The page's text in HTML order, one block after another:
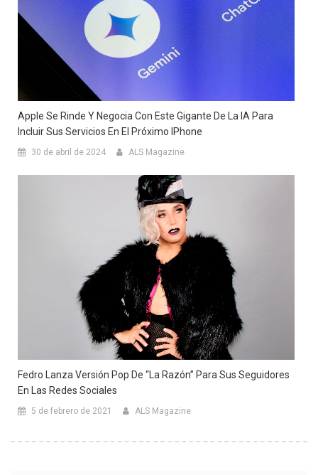
Apple Se Rinde Y Negocia Con Este Gigante De La IA Para
Incluir Sus Servicios En El Próximo IPhone
30 de abril de 2024 ALS Magazine
Fedro Lanza Versión Pop De “La Razón” Para Sus Seguidores
En Las Redes Sociales
5 de febrero de 2021 ALS Magazine